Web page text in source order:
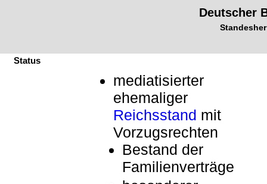
Deutscher
Status
mediatisierter
ehemaliger
Reichsstand mit
Vorzugsrechten
Bestand der
Familienverträge